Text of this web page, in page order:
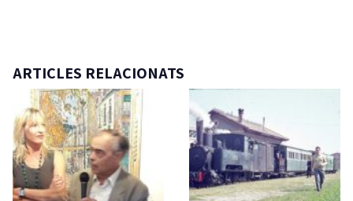
ARTICLES RELACIONATS